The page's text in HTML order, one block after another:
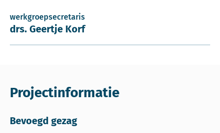
werkgroepsecretaris
drs. Geertje Korf
Projectinformatie
Bevoegd gezag